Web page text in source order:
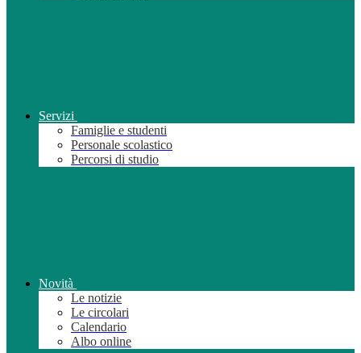
Servizi
Famiglie e studenti
Personale scolastico
Percorsi di studio
Novità
Le notizie
Le circolari
Calendario
Albo online